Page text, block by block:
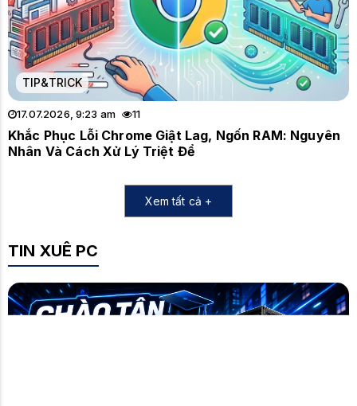
TIP&TRICK
17.07.2026, 9:23 am 11
Khắc Phục Lỗi Chrome Giật Lag, Ngốn RAM: Nguyên
Nhân Và Cách Xử Lý Triệt Để
Xem tất cả +
TIN XUÊ PC